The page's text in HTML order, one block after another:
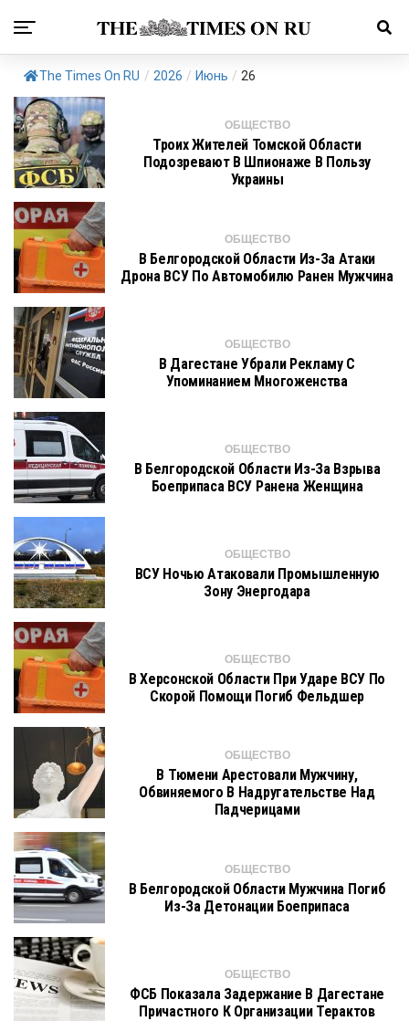
The Times On RU / 2026 / Июнь / 26
ОБЩЕСТВО
Троих Жителей Томской Области
Подозревают В Шпионаже В Пользу
Украины
ОБЩЕСТВО
В Белгородской Области Из-За Атаки
Дрона ВСУ По Автомобилю Ранен Мужчина
ОБЩЕСТВО
В Дагестане Убрали Рекламу С
Упоминанием Многоженства
ОБЩЕСТВО
В Белгородской Области Из-За Взрыва
Боеприпаса ВСУ Ранена Женщина
ОБЩЕСТВО
ВСУ Ночью Атаковали Промышленную
Зону Энергодара
ОБЩЕСТВО
В Херсонской Области При Ударе ВСУ По
Скорой Помощи Погиб Фельдшер
ОБЩЕСТВО
В Тюмени Арестовали Мужчину,
Обвиняемого В Надругательстве Над
Падчерицами
ОБЩЕСТВО
В Белгородской Области Мужчина Погиб
Из-За Детонации Боеприпаса
ОБЩЕСТВО
ФСБ Показала Задержание В Дагестане
Причастного К Организации Терактов